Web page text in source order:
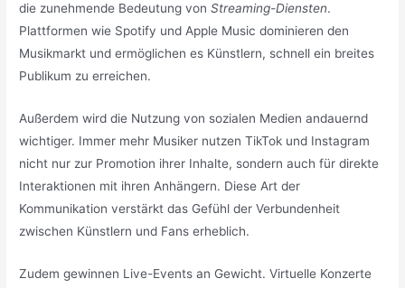
die zunehmende Bedeutung vonStreaming-Diensten.
Plattformen wie Spotify und Apple Music dominieren den
Musikmarkt und ermöglichen es Künstlern, schnell ein breites
Publikum zu erreichen.
Außerdem wird die Nutzung von sozialen Medien andauernd
wichtiger. Immer mehr Musiker nutzen TikTok und Instagram
nicht nur zur Promotion ihrer Inhalte, sondern auch für direkte
Interaktionen mit ihren Anhängern. Diese Art der
Kommunikation verstärkt das Gefühl der Verbundenheit
zwischen Künstlern und Fans erheblich.
Zudem gewinnen Live-Events an Gewicht. Virtuelle Konzerte